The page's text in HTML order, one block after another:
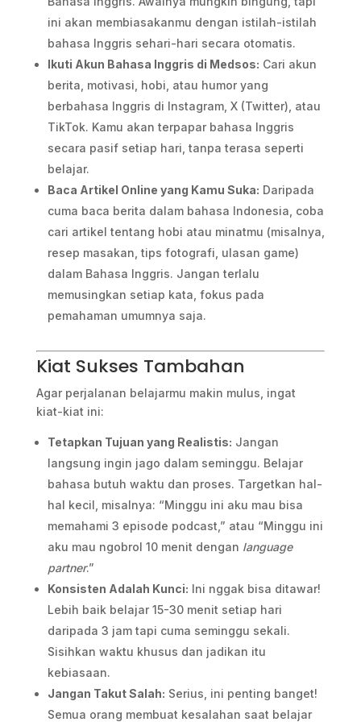
ini akan membiasakanmu dengan istilah-istilah
bahasa Inggris sehari-hari secara otomatis.
Ikuti Akun Bahasa Inggris di Medsos: Cari akun
berita, motivasi, hobi, atau humor yang
berbahasa Inggris di Instagram, X (Twitter), atau
TikTok. Kamu akan terpapar bahasa Inggris
secara pasif setiap hari, tanpa terasa seperti
belajar.
Baca Artikel Online yang Kamu Suka: Daripada
cuma baca berita dalam bahasa Indonesia, coba
cari artikel tentang hobi atau minatmu (misalnya,
resep masakan, tips fotografi, ulasan game)
dalam Bahasa Inggris. Jangan terlalu
memusingkan setiap kata, fokus pada
pemahaman umumnya saja.
Kiat Sukses Tambahan
Agar perjalanan belajarmu makin mulus, ingat
kiat-kiat ini:
Tetapkan Tujuan yang Realistis: Jangan
langsung ingin jago dalam seminggu. Belajar
bahasa butuh waktu dan proses. Targetkan hal-
hal kecil, misalnya: “Minggu ini aku mau bisa
memahami 3 episode podcast,” atau “Minggu ini
aku mau ngobrol 10 menit dengan language
partner.”
Konsisten Adalah Kunci: Ini nggak bisa ditawar!
Lebih baik belajar 15-30 menit setiap hari
daripada 3 jam tapi cuma seminggu sekali.
Sisihkan waktu khusus dan jadikan itu
kebiasaan.
Jangan Takut Salah: Serius, ini penting banget!
Semua orang membuat kesalahan saat belajar